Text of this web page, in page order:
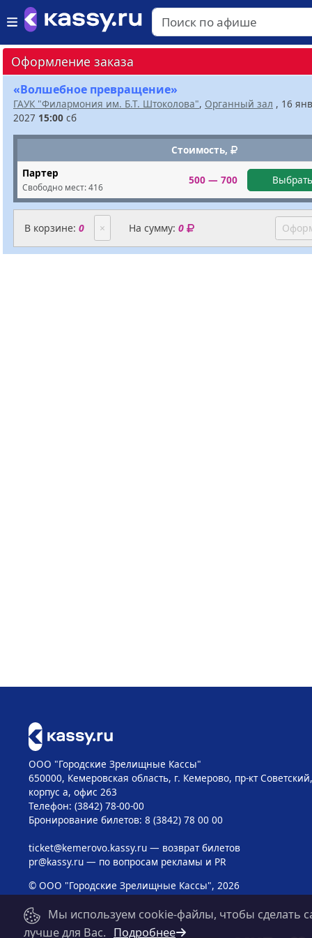
Оформление заказа
«Волшебное превращение»
ГАУК "Филармония им. Б.Т. Штоколова", Органный зал , 16
2027 15:00 сб
Стоимость,
Партер
Свободно мест:416
500 — 700
В корзине: 0 × На сумму:0
ООО "Городские Зрелищные Кассы"
650000, Кемеровская область, г. Кемерово, пр-кт
корпус а, офис 263
Телефон: (3842) 78-00-00
Бронирование билетов: 8 (3842) 78 00 00
ticket@kemerovo.kassy.ru— возврат билетов
pr@kassy.ru— по вопросам рекламы и PR
© ООО "Городские Зрелищные Кассы", 2026
Мы используем cookie-файлы, чтобы сделать
лучше для Вас. Подробнее